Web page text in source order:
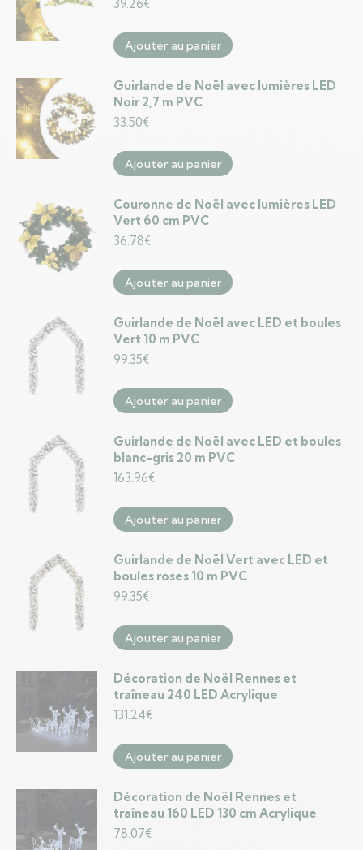
39.26€
Ajouter au panier
Guirlande de Noël avec lumières LED
Noir 2,7 m PVC
33.50€
Ajouter au panier
Couronne de Noël avec lumières LED
Vert 60 cm PVC
36.78€
Ajouter au panier
Guirlande de Noël avec LED et boules
Vert 10 m PVC
99.35€
Ajouter au panier
Guirlande de Noël avec LED et boules
blanc-gris 20 m PVC
163.96€
Ajouter au panier
Guirlande de Noël Vert avec LED et
boules roses 10 m PVC
99.35€
Ajouter au panier
Décoration de Noël Rennes et
traîneau 240 LED Acrylique
131.24€
Ajouter au panier
Décoration de Noël Rennes et
traîneau 160 LED 130 cm Acrylique
78.07€